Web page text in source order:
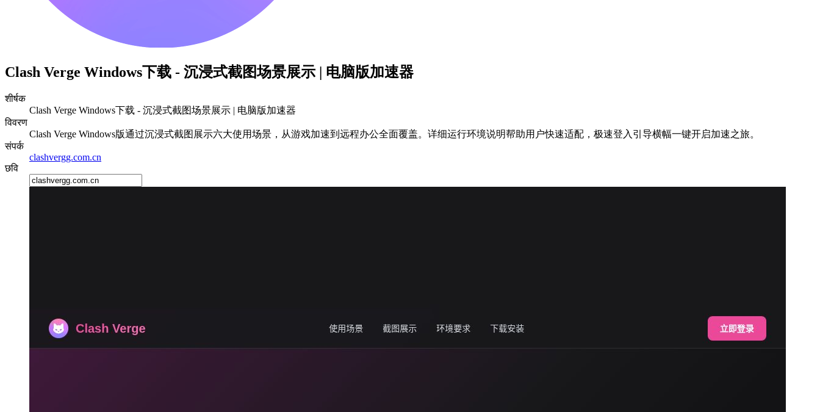
Clash Verge Windows下载 - 沉浸式截图场景展示 | 电脑版加速器
शीर्षक
Clash Verge Windows下载 - 沉浸式截图场景展示 | 电脑版加速器
विवरण
Clash Verge Windows版通过沉浸式截图展示六大使用场景，从游戏加速到远程办公全面覆盖。详细运行环境说明帮助用户快速适配，极速登入引导横幅一键开启加速之旅。
संपर्क
clashvergg.com.cn
छवि